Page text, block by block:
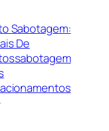
Sabotagem:
De